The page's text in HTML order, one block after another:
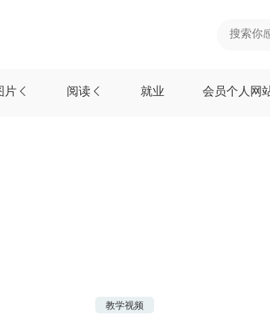
片 阅读 就业 会员个人网
教学视频